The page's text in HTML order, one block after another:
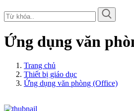
Ứng dụng văn
Trang chủ
Thiết bị giáo dục
Ứng dụng văn phòng (Office)